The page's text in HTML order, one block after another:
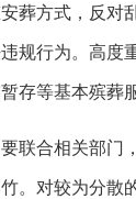
葬方式，反对
规行为。高度
存等基本殡葬
合相关部门，
。对较为分散